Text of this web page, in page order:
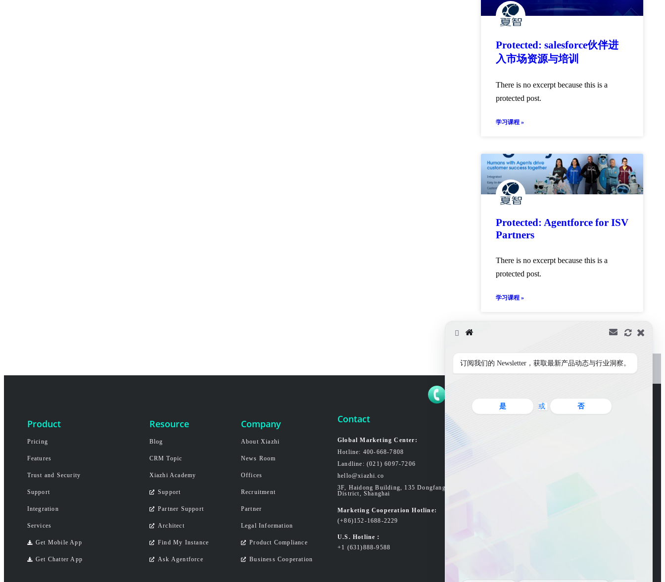
Protected: salesforce伙伴进
入市场资源与培训
There is no excerpt because this is a
protected post.
学习课程 »
Protected: Agentforce for ISV
Partners
There is no excerpt because this is a
protected post.
学习课程 »
Product
Pricing
Features
Trust and Security
Support
Integration
Services
Get Mobile App
Get Chatter App
Resource
Blog
CRM Topic
Xiazhi Academy
Support
Partner Support
Architect
Find My Instance
Ask Agentforce
Company
About Xiazhi
News Room
Offices
Recruitment
Partner
Legal Information
Product Compliance
Business Cooperation
Contact
Global Marketing Center:
Hotline: 400-668-7808
Landline: (021) 6097-7206
hello@xiazhi.co
3F, Haidong Building, 135 Dongfang Road, Pudong New
District, Shanghai
Marketing Cooperation Hotline:
(+86)152-1688-2229
U.S. Hotline：
+1 (631)888-9588
订阅我们的 Newsletter，获取最新产品动态与行业洞察。
是 或 否